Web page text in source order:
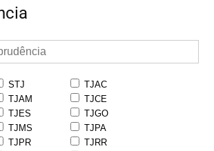
STJ
TJAC
TJAM
TJCE
TJES
TJGO
TJMS
TJPA
TJPR
TJRR